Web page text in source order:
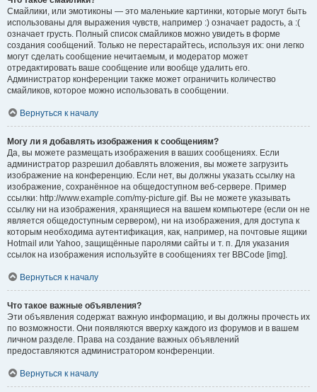
Смайлики, или эмотиконы — это маленькие картинки, которые могут быть
использованы для выражения чувств, например :) означает радость, а :(
означает грусть. Полный список смайликов можно увидеть в форме
создания сообщений. Только не перестарайтесь, используя их: они легко
могут сделать сообщение нечитаемым, и модератор может
отредактировать ваше сообщение или вообще удалить его.
Администратор конференции также может ограничить количество
смайликов, которое можно использовать в сообщении.
Вернуться к началу
Могу ли я добавлять изображения к сообщениям?
Да, вы можете размещать изображения в ваших сообщениях. Если
администратор разрешил добавлять вложения, вы можете загрузить
изображение на конференцию. Если нет, вы должны указать ссылку на
изображение, сохранённое на общедоступном веб-сервере. Пример
ссылки: http://www.example.com/my-picture.gif. Вы не можете указывать
ссылку ни на изображения, хранящиеся на вашем компьютере (если он не
является общедоступным сервером), ни на изображения, для доступа к
которым необходима аутентификация, как, например, на почтовые ящики
Hotmail или Yahoo, защищённые паролями сайты и т. п. Для указания
ссылок на изображения используйте в сообщениях тег BBCode [img].
Вернуться к началу
Что такое важные объявления?
Эти объявления содержат важную информацию, и вы должны прочесть их
по возможности. Они появляются вверху каждого из форумов и в вашем
личном разделе. Права на создание важных объявлений
предоставляются администратором конференции.
Вернуться к началу